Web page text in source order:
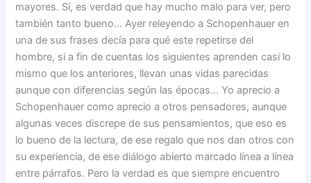
mayores. Sí, es verdad que hay mucho malo para ver, pero
también tanto bueno… Ayer releyendo a Schopenhauer en
una de sus frases decía para qué este repetirse del
hombre, si a fin de cuentas los siguientes aprenden casi lo
mismo que los anteriores, llevan unas vidas parecidas
aunque con diferencias según las épocas… Yo aprecio a
Schopenhauer como aprecio a otros pensadores, aunque
algunas veces discrepe de sus pensamientos, que eso es
lo bueno de la lectura, de ese regalo que nos dan otros con
su experiencia, de ese diálogo abierto marcado línea a línea
entre párrafos. Pero la verdad es que siempre encuentro